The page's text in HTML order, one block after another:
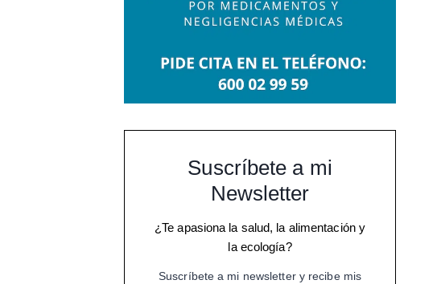
Suscríbete a mi
Newsletter
¿Te apasiona la salud, la alimentación y
la ecología?
Suscríbete a mi newsletter y recibe mis